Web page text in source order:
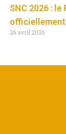
SNC 2026 :
26 avril 2026